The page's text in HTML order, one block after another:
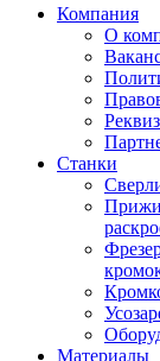
Компания
О
Станки
Материалы